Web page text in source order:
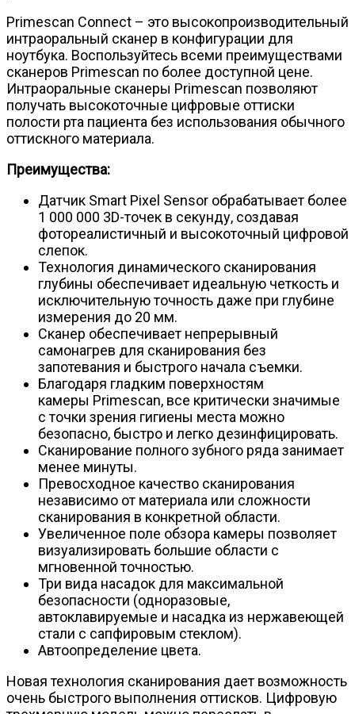
Primescan Connect – это высокопроизводительный
интраоральный сканер в конфигурации для
ноутбука. Воспользуйтесь всеми преимуществами
сканеров Primescan по более доступной цене.
Интраоральные сканеры Primescan позволяют
получать высокоточные цифровые оттиски
полости рта пациента без использования обычного
оттискного материала.
Преимущества:
Датчик Smart Pixel Sensor обрабатывает более
1 000 000 3D-точек в секунду, создавая
фотореалистичный и высокоточный цифровой
слепок.
Технология динамического сканирования
глубины обеспечивает идеальную четкость и
исключительную точность даже при глубине
измерения до 20 мм.
Сканер обеспечивает непрерывный
самонагрев для сканирования без
запотевания и быстрого начала съемки.
Благодаря гладким поверхностям
камеры Primescan, все критически значимые
с точки зрения гигиены места можно
безопасно, быстро и легко дезинфицировать.
Сканирование полного зубного ряда занимает
менее минуты.
Превосходное качество сканирования
независимо от материала или сложности
сканирования в конкретной области.
Увеличенное поле обзора камеры позволяет
визуализировать большие области с
мгновенной точностью.
Три вида насадок для максимальной
безопасности (одноразовые,
автоклавируемые и насадка из нержавеющей
стали с сапфировым стеклом).
Автоопределение цвета.
Новая технология сканирования дает возможность
очень быстрого выполнения оттисков. Цифровую